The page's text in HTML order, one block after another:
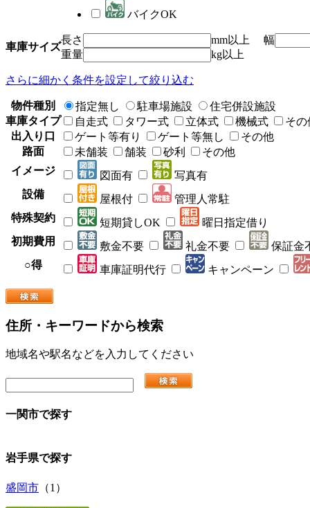
バイクOK
車庫サイズ
長さ mm以上 幅
重量
kg以上
さらに細かく条件を設定して絞り込む
物件種別 指定無し 駐車場施設
住宅併設施設
車庫タイプ
自走式 タワー式 立体式 機械式
その
出入り口
ゲート等有り ゲート等無し
その他
路面
未舗装 舗装 砂利
その他
イメージ
図面有
写真有
設備
屋根付
管理人常駐
特殊契約
短期貸しOK
曜日指定借り
初期費用
敷金不要 礼金不要 保証金
○得
車庫証明代行 キャンペーン
住所・キーワードから検索
地域名や駅名などを入力してください
一関市で探す
岩手県で探す
盛岡市 （1）